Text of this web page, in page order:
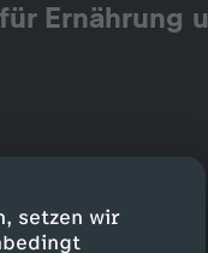
setzen wir